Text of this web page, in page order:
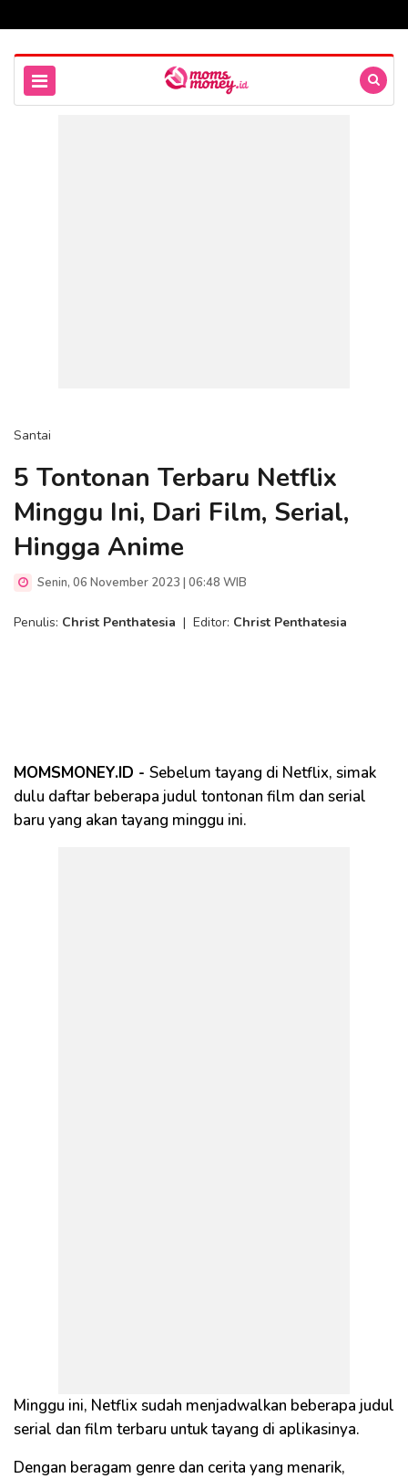
Santai
5 Tontonan Terbaru Netflix
Minggu Ini, Dari Film, Serial,
Hingga Anime
Senin, 06 November 2023 | 06:48 WIB
Penulis: Christ Penthatesia | Editor: Christ Penthatesia
MOMSMONEY.ID - Sebelum tayang di Netflix, simak
dulu daftar beberapa judul tontonan film dan serial
baru yang akan tayang minggu ini.
Minggu ini, Netflix sudah menjadwalkan beberapa judul
serial dan film terbaru untuk tayang di aplikasinya.
Dengan beragam genre dan cerita yang menarik,